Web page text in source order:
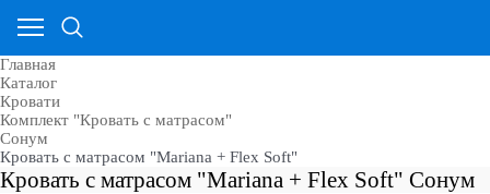
Главная
Каталог
Кровати
Комплект "Кровать с матрасом"
Сонум
Кровать с матрасом "Mariana + Flex Soft"
Кровать с матрасом "Mariana + Flex Soft" Сонум